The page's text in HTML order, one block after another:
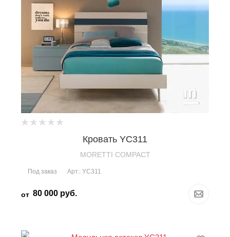
Кровать YC311
MORETTI COMPACT
Под заказ Арт.: YC311
от 80 000 руб.